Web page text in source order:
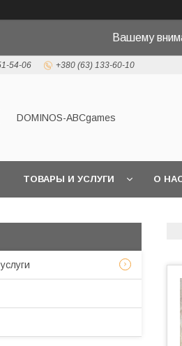
Вашему
54-06 +380 (63) 133-60-10
DOMINOS-ABCgames
ТОВАРЫ И УСЛУГИ О